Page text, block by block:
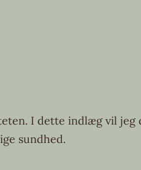
I dette indlæg vil jeg
sundhed.